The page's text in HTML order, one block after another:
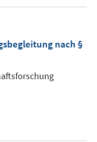
nach §